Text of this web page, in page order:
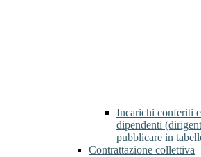
Incarichi conferiti
dipendenti
pubblicare in
Contrattazione collettiva